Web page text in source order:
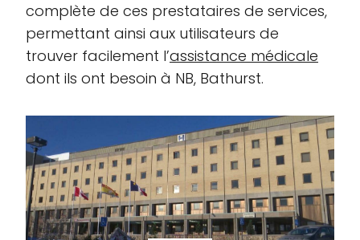
complète de ces prestataires de services,
permettant ainsi aux utilisateurs de
trouver facilement l’assistance médicale
dont ils ont besoin à NB, Bathurst.